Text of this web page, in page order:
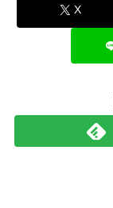
X